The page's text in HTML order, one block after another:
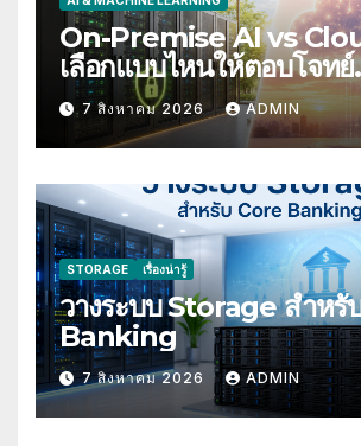
On-Premise AI vs
เลือกแบบไหนให้ตอบโจทย์
Compliance
7 สิงหาคม 2026 ADMIN
STORAGE เรื่องน่ารู้
วางระบบ Storage สำหรั
Banking
7 สิงหาคม 2026 ADMIN